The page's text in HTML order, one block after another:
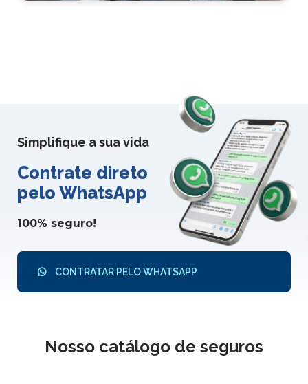
Simplifique a sua vida
Contrate direto
pelo WhatsApp
100% seguro!
CONTRATAR PELO WHATSAPP
Nosso catálogo de seguros